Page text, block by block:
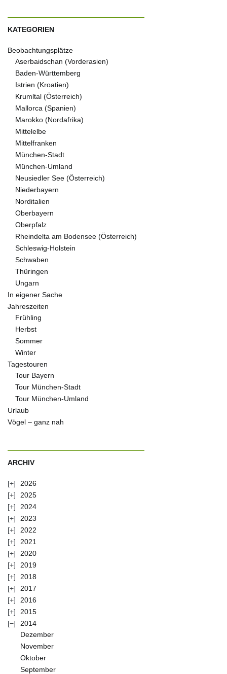
KATEGORIEN
Beobachtungsplätze
Aserbaidschan (Vorderasien)
Baden-Württemberg
Istrien (Kroatien)
Krumltal (Österreich)
Mallorca (Spanien)
Marokko (Nordafrika)
Mittelelbe
Mittelfranken
München-Stadt
München-Umland
Neusiedler See (Österreich)
Niederbayern
Norditalien
Oberbayern
Oberpfalz
Rheindelta am Bodensee (Österreich)
Schleswig-Holstein
Schwaben
Thüringen
Ungarn
In eigener Sache
Jahreszeiten
Frühling
Herbst
Sommer
Winter
Tagestouren
Tour Bayern
Tour München-Stadt
Tour München-Umland
Urlaub
Vögel – ganz nah
ARCHIV
2026
2025
2024
2023
2022
2021
2020
2019
2018
2017
2016
2015
2014
Dezember
November
Oktober
September